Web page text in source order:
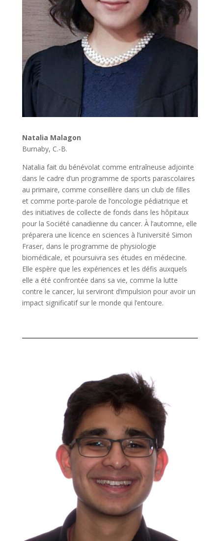
Natalia Malagon
Burnaby, C.-B.
Natalia fait du bénévolat comme entraîneuse adjointe
dans le cadre d’un programme de sports parascolaires
au primaire, comme conseillère dans un club de filles
et comme porte-parole de l’oncologie pédiatrique et
des initiatives de collecte de fonds dans les hôpitaux
pour la Société canadienne du cancer. À l’automne, elle
préparera une licence en sciences à l’université Simon
Fraser, dans le programme de physiologie
biomédicale, et poursuivra ses études en médecine.
Elle espère que les expériences et les défis auxquels
elle a été confrontée dans sa vie, comme la lutte
contre le cancer, lui serviront d’impulsion pour avoir un
impact significatif sur le monde qui l’entoure.